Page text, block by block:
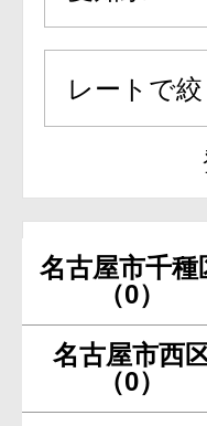
名古屋市千種
（0）
名古屋市西
（0）